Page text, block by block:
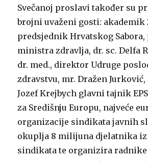
Svečanoj proslavi također su
brojni uvaženi gosti: akademik
predsjednik Hrvatskog Sabora,
ministra zdravlja, dr. sc. Delfa
dr. med., direktor Udruge
zdravstvu, mr. Dražen Jurković,
Jozef Krejbych glavni tajnik
za Središnju Europu, najveće
organizacije sindikata javnih
okuplja 8 milijuna djelatnika iz
sindikata te organizira radnike